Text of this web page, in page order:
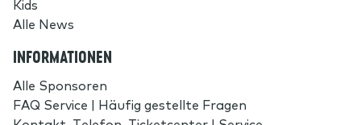
Kids
Alle News
INFORMATIONEN
Alle Sponsoren
FAQ Service | Häufig gestellte Fragen